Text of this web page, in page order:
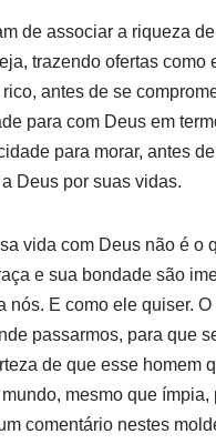
de associar a riqueza
trazendo ofertas
antes de se
para com Deus em
para morar, antes
Deus por suas vidas.
vida com Deus não é
e sua bondade são
nós. E como ele quiser.
passarmos, para que
de que esse homem
mesmo que
comentário nestes